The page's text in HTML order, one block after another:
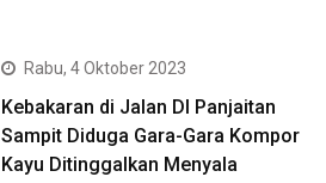
Rabu, 4 Oktober 2023
Kebakaran di Jalan DI Panjaitan
Sampit Diduga Gara-Gara Kompor
Kayu Ditinggalkan Menyala